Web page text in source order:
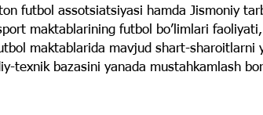
futbol assotsiatsiyasi hamda Jismoniy
maktablarining futbol boʼlimlari
maktablarida mavjud shart-sharoitlarni
texnik bazasini yanada mustahkamlash